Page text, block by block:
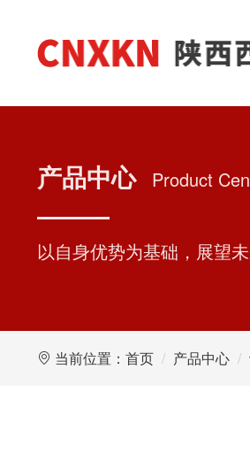
产品中心 Product
以自身优势为基础，展望
当前位置： 首页 产品中心